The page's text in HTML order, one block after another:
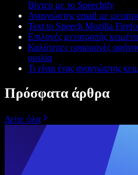
Βίντεο με το Speechify
Αναγνώστης email με
Text to Speech Mozilla
Επιλογές μετατροπής
Καλύτερες εφαρμογές
ομιλία
Τι είναι ένας αναγνώστης
Πρόσφατα άρθρα
Δείτε όλα